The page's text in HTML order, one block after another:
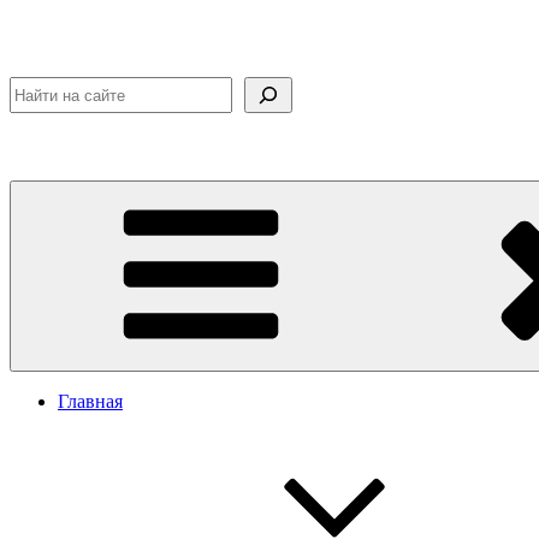
Поиск
Главная